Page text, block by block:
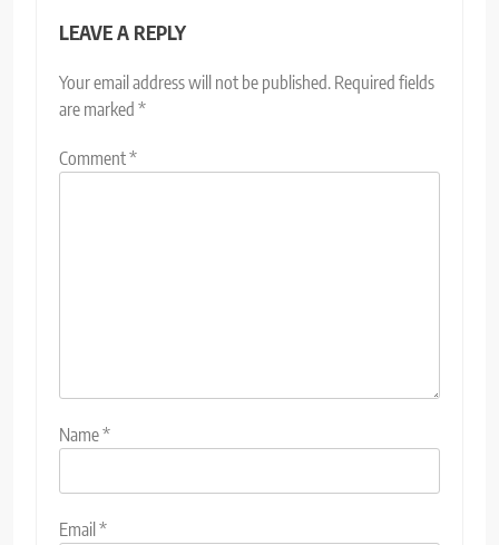
LEAVE A REPLY
Your email address will not be published. Required fields
are marked *
Comment*
Name*
Email*